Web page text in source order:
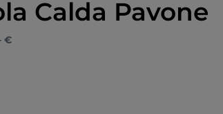
Calda Pavone
€